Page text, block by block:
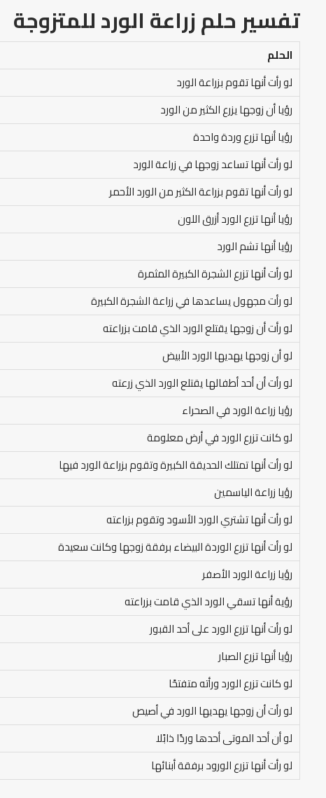
تفسير حلم زراعة الوردللمتزوجة
الحلم
لو رأت أنها تقوم بزراعة الورد
رؤيا أن زوجها يزرع الكثير من الورد
رؤيا أنها تزرع وردة واحدة
لو رأت أنها تساعد زوجها في زراعة الورد
لو رأت أنها تقوم بزراعة الكثير من الورد الأحمر
رؤيا أنها تزرع الورد أزرق اللون
رؤيا أنها تشم الورد
لو رأت أنها تزرع الشجرة الكبيرة المثمرة
لو رأت مجهول يساعدها في زراعة الشجرة الكبيرة
لو رأت أن زوجها يقتلع الورد الذي قامت بزراعته
لو أن زوجها يهديها الورد الأبيض
لو رأت أن أحد أطفالها يقتلع الورد الذي زرعته
رؤيا زراعة الورد في الصحراء
لو كانت تزرع الورد في أرض معلومة
لو رأت أنها تمتلك الحديقة الكبيرة وتقوم بزراعة الورد فيها
رؤيا زراعة الياسمين
لو رأت أنها تشتري الورد الأسود وتقوم بزراعته
لو رأت أنها تزرع الوردة البيضاء برفقة زوجها وكانت سعيدة
رؤيا زراعة الورد الأصفر
رؤية أنها تسقي الورد الذي قامت بزراعته
لو رأت أنها تزرع الورد على أحد القبور
رؤيا أنها تزرع الصبار
لو كانت تزرع الورد ورأته متفتحًا
لو رأت أن زوجها يهديها الورد في أصيص
لو أن أحد الموتى أحدها وردًا ذابًلا
لو رأت أنها تزرع الورود برفقة أبنائها